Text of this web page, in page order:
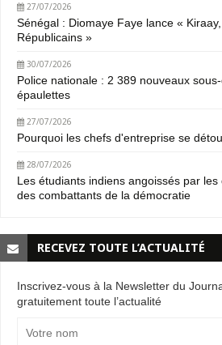
27/07/2026
Sénégal : Diomaye Faye lance «
Républicains »
30/07/2026
Police nationale : 2 389 nouveaux
épaulettes
27/07/2026
Pourquoi les chefs d'entreprise se
28/07/2026
Les étudiants indiens angoissés par
des combattants de la démocratie
RECEVEZ TOUTE L’ACTUALITÉ
Inscrivez-vous à la Newsletter du
gratuitement toute l’actualité